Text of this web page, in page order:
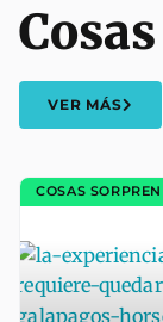
VER MÁS
COSAS